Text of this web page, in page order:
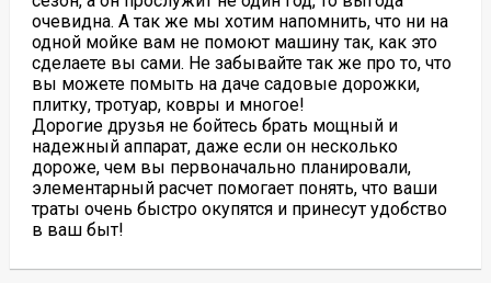
очевидна. А так же мы хотим напомнить, что ни на
одной мойке вам не помоют машину так, как это
сделаете вы сами. Не забывайте так же про то, что
вы можете помыть на даче садовые дорожки,
плитку, тротуар, ковры и многое!
Дорогие друзья не бойтесь брать мощный и
надежный аппарат, даже если он несколько
дороже, чем вы первоначально планировали,
элементарный расчет помогает понять, что ваши
траты очень быстро окупятся и принесут удобство
в ваш быт!